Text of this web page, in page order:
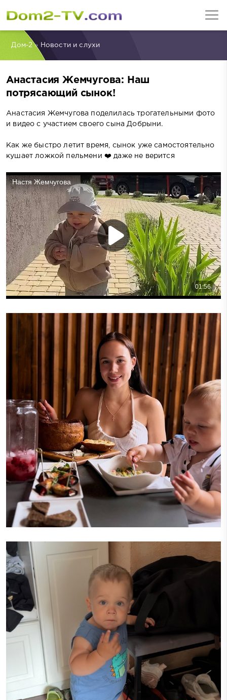
Дом-2» Новости и слухи
Анастасия Жемчугова: Наш
потрясающий сынок!
Анастасия Жемчугова поделилась трогательными фото
и видео с участием своего сына Добрыни.
Как же быстро летит время, сынок уже самостоятельно
кушает ложкой пельмени ❤️ даже не верится